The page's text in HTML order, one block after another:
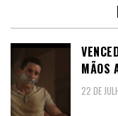
MÃOS
22 DE